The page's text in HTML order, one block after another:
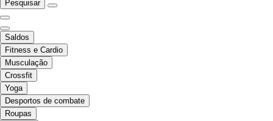
Pesquisar
Saldos
Fitness e Cardio
Musculação
Crossfit
Yoga
Desportos de combate
Roupas